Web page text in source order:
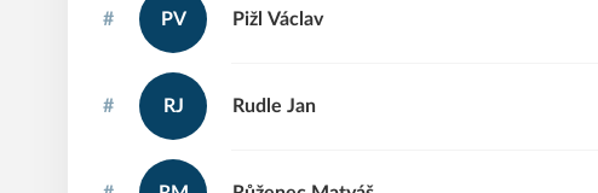
# PV Václav
Pižl
# RJ Jan
Rudle